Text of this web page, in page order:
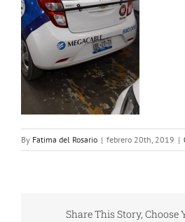
By Fatima del Rosario | febrero 20th, 2019 |
Share This Story, Choose